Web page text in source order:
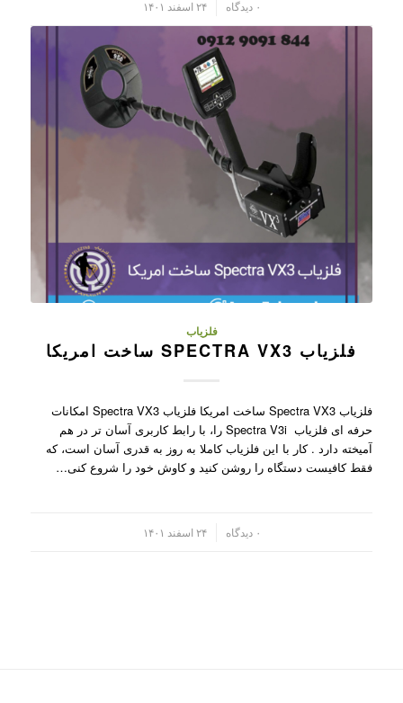
۰ دیدگاه ۲۴ اسفند ۱۴۰۱
فلزیاب
فلزیاب SPECTRA VX3 ساخت امریکا
فلزیاب Spectra VX3 ساخت امریکا فلزیاب Spectra VX3 امکانات
حرفه ای فلزیاب Spectra V3i را، با رابط کاربری آسان تر در هم
آمیخته دارد . کار با این فلزیاب کاملا به روز به قدری آسان است، که
فقط کافیست دستگاه را روشن کنید و کاوش خود را شروع کنی…
۰ دیدگاه ۲۴ اسفند ۱۴۰۱